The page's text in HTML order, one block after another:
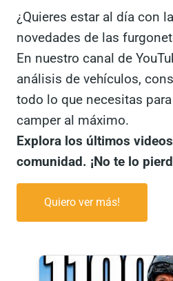
¿Quieres estar al día con
novedades de las
En nuestro canal de
análisis de vehículos,
todo lo que necesitas
camper al máximo.
Explora los últimos
comunidad. ¡No te lo
Quiero ver más!